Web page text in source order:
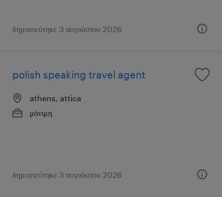
δημοσιεύτηκε 3 αυγούστου 2026
polish speaking travel agent
athens, attica
μόνιμη
δημοσιεύτηκε 3 αυγούστου 2026